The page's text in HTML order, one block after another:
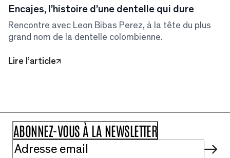
Encajes, l’histoire d’une dentelle qui dure
Rencontre avec Leon Bibas Perez, à la tête du plus
grand nom de la dentelle colombienne.
Lire l’article